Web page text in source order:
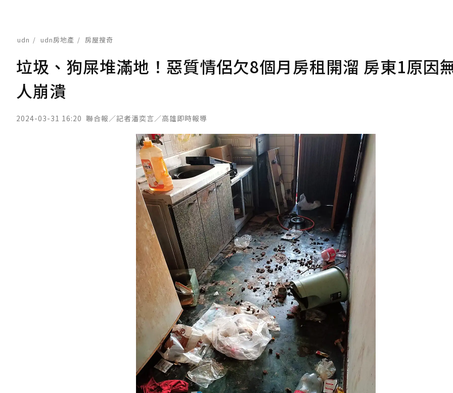
udn udn房地產 房屋搜奇
垃圾、狗屎堆滿地！惡質情侶欠8個月房租開溜 房東1原因
人崩潰
2024-03-31 16:20 聯合報／記者潘奕言／高雄即時報導